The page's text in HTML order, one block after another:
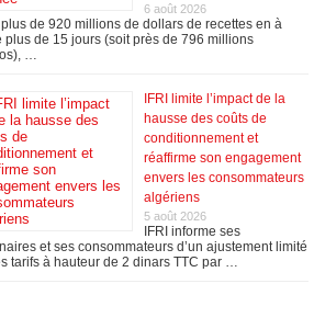
6 août 2026
de 920 millions de dollars de recettes en à
plus de 15 jours (soit près de 796 millions
…
IFRI limite l’impact de la
hausse des coûts de
conditionnement et
réaffirme son engagement
envers les consommateurs
algériens
5 août 2026
IFRI informe ses
et ses consommateurs d’un ajustement limité
tarifs à hauteur de 2 dinars TTC par …